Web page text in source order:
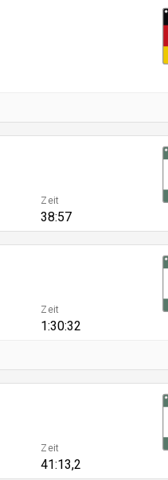
Zeit
38:57
Zeit
1:30:32
Zeit
41:13,2